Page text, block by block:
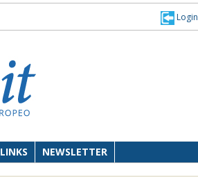
Login
LINKS NEWSLETTER